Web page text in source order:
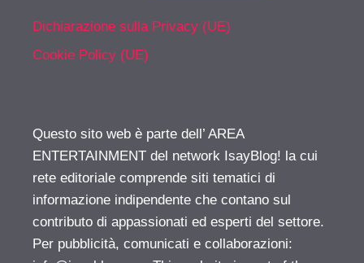
Dichiarazione sulla Privacy (UE)
Cookie Policy (UE)
Questo sito web è parte dell’ AREA
ENTERTAINMENT del network IsayBlog! la cui
rete editoriale comprende siti tematici di
informazione indipendente che contano sul
contributo di appassionati ed esperti del settore.
Per pubblicità, comunicati e collaborazioni: